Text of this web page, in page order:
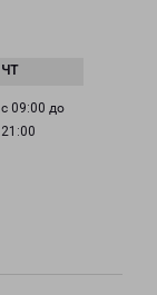
с 09:00 до
21:00